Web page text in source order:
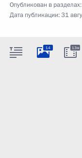
Опубликован в разделах:
Дата публикации:31
14 13м